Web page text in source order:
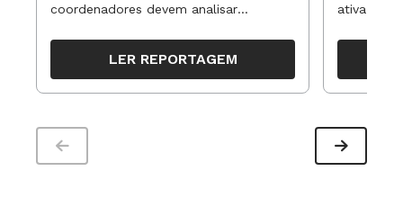
coordenadores devem analisar
organizar ações para orientar o
trabalho pedagógico ao longo do
período
LER REPORTAGEM
ativa
propostas